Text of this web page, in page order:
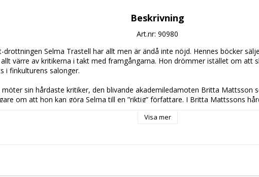
Beskrivning
Art.nr: 90980
drottningen Selma Trastell har allt men är ändå inte nöjd. Hennes böcker
värre av kritikerna i takt med framgångarna. Hon drömmer istället om att
i finkulturens salonger.
möter sin hårdaste kritiker, den blivande akademiledamoten Britta Mattsson
om att hon kan göra Selma till en ”riktig” författare. I Britta Mattssons
Visa mer